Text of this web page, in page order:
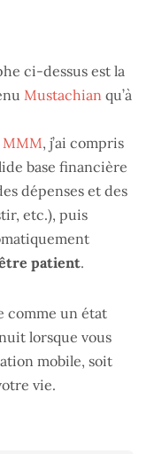
ci-dessus est la
Mustachian qu’à
MMM, j’ai compris
base financière
dépenses et des
etc.), puis
être patient.
comme un état
lorsque vous
mobile, soit
vie.